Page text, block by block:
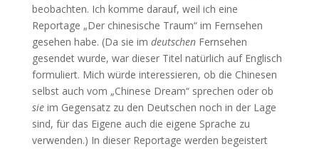
beobachten. Ich komme darauf, weil ich eine
Reportage „Der chinesische Traum“ im Fernsehen
gesehen habe. (Da sie im deutschenFernsehen
gesendet wurde, war dieser Titel natürlich auf Englisch
formuliert. Mich würde interessieren, ob die Chinesen
selbst auch vom „Chinese Dream“ sprechen oder ob
sieim Gegensatz zu den Deutschen noch in der Lage
sind, für das Eigene auch die eigene Sprache zu
verwenden.) In dieser Reportage werden begeistert